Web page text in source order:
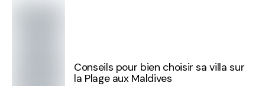
Conseils pour bien choisir sa villa sur
la Plage aux Maldives